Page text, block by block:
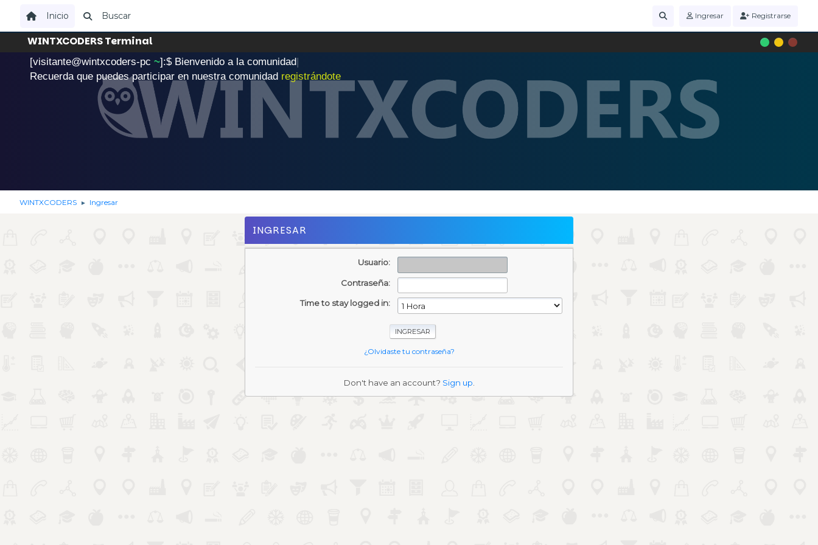
Inicio Buscar Ingresar Registrarse
WINTXCODERS Terminal
[visitante@wintxcoders-pc ~]:$ .Bienvenido a la comunidad|
Recuerda que puedes participar en nuestra comunidad registrándote
WINTXCODERS ► Ingresar
INGRESAR
Usuario:
Contraseña:
Time to stay logged in:
¿Olvidaste tu contraseña?
Don't have an account? Sign up